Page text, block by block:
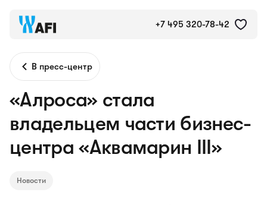
+7 495 320-78-42
В пресс-центр
«Алроса» стала
владельцем части бизнес-
центра «Аквамарин III»
Новости